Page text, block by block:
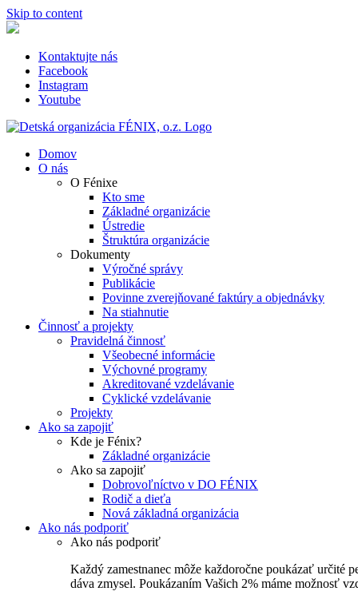
Skip to content
Kontaktujte nás
Facebook
Instagram
Youtube
Domov
O nás
O Fénixe
Kto sme
Základné organizácie
Ústredie
Štruktúra organizácie
Dokumenty
Výročné správy
Publikácie
Povinne zverejňované faktúry a objednávky
Na stiahnutie
Činnosť a projekty
Pravidelná činnosť
Všeobecné informácie
Výchovné programy
Akreditované vzdelávanie
Cyklické vzdelávanie
Projekty
Ako sa zapojiť
Kde je Fénix?
Základné organizácie
Ako sa zapojiť
Dobrovoľníctvo v DO FÉNIX
Rodič a dieťa
Nová základná organizácia
Ako nás podporiť
Ako nás podporiť
Každý zamestnanec môže každoročne poukázať určité
dáva zmysel. Poukázaním Vašich 2% máme možnosť